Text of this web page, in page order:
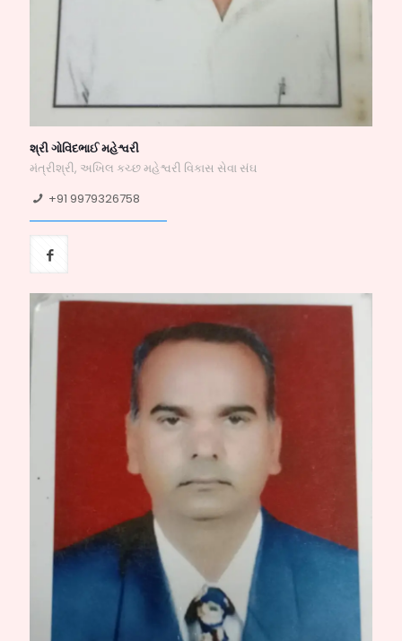
શ્રી ગોવિંદભાઈ મહેશ્વરી
મંત્રીશ્રી, અખિલ કચ્છ મહેશ્વરી વિકાસ સેવા સંઘ
+91 9979326758